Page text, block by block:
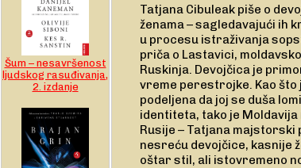
Šum – nesavršenost
ljudskog rasuđivanja,
2. izdanje
Tatjana Cibuleak piše o
ženama – sagledavajući ih
u procesu istraživanja
priča o Lastavici,
Ruskinja. Devojčica je
vreme perestrojke. Kao što
podeljena da joj se duša
identiteta, tako je Moldavija
Rusije – Tatjana majstorski
nesreću devojčice, kasnije
oštar stil, ali istovremeno